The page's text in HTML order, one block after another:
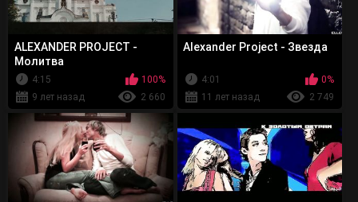
ALEXANDER PROJECT -
Молитва
4:15
100%
9 лет назад
2 660
Alexander Project - Звезда
4:01
0%
11 лет назад
2 749